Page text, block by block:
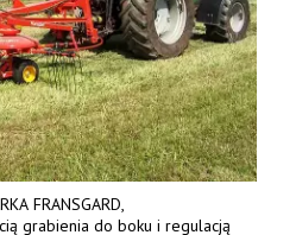
FRANSGARD,
grabienia do boku i regulacją